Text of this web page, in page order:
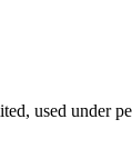
used under